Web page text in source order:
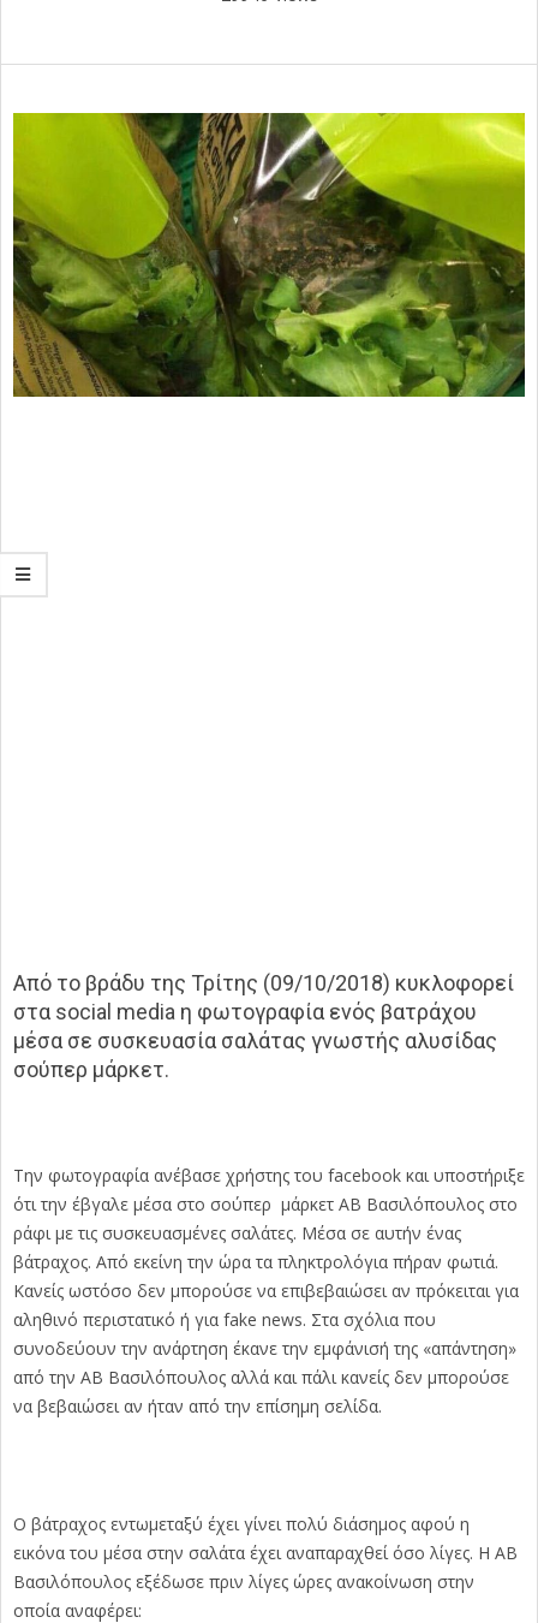
Από το βράδυ της Τρίτης (09/10/2018) κυκλοφορεί
στα social media η φωτογραφία ενός βατράχου
μέσα σε συσκευασία σαλάτας γνωστής αλυσίδας
σούπερ μάρκετ.
Την φωτογραφία ανέβασε χρήστης του facebook και υποστήριξε
ότι την έβγαλε μέσα στο σούπερ μάρκετ ΑΒ Βασιλόπουλος στο
ράφι με τις συσκευασμένες σαλάτες. Μέσα σε αυτήν ένας
βάτραχος. Από εκείνη την ώρα τα πληκτρολόγια πήραν φωτιά.
Κανείς ωστόσο δεν μπορούσε να επιβεβαιώσει αν πρόκειται για
αληθινό περιστατικό ή για fake news. Στα σχόλια που
συνοδεύουν την ανάρτηση έκανε την εμφάνισή της «απάντηση»
από την ΑΒ Βασιλόπουλος αλλά και πάλι κανείς δεν μπορούσε
να βεβαιώσει αν ήταν από την επίσημη σελίδα.
Ο βάτραχος εντωμεταξύ έχει γίνει πολύ διάσημος αφού η
εικόνα του μέσα στην σαλάτα έχει αναπαραχθεί όσο λίγες. Η ΑΒ
Βασιλόπουλος εξέδωσε πριν λίγες ώρες ανακοίνωση στην
οποία αναφέρει: